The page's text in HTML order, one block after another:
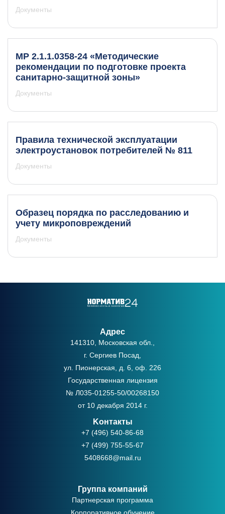
Документы
МР 2.1.1.0358-24 «Методические
рекомендации по подготовке проекта
санитарно-защитной зоны»
Документы
Правила технической эксплуатации
электроустановок потребителей № 811
Документы
Образец порядка по расследованию и
учету микроповреждений
Документы
Адрес
141310, Московская обл.,
г. Сергиев Посад,
ул. Пионерская, д. 6, оф. 226
Государственная лицензия
№ Л035-01255-50/00268150
от 10 декабря 2014 г.
Kонтакты
+7 (496) 540-86-68
+7 (499) 755-55-67
5408668@mail.ru
Группа компаний
Партнерская программа
Корпоративное обучение